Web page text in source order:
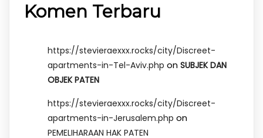
Komen Terbaru
https://stevieraexxx.rocks/city/Discreet-
apartments-in-Tel-Aviv.php on SUBJEK DAN
OBJEK PATEN
https://stevieraexxx.rocks/city/Discreet-
apartments-in-Jerusalem.php on
PEMELIHARAAN HAK PATEN